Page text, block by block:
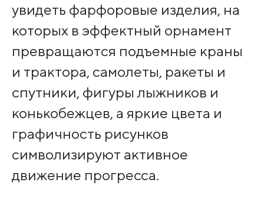
увидеть фарфоровые изделия, на
которых в эффектный орнамент
превращаются подъемные краны
и трактора, самолеты, ракеты и
спутники, фигуры лыжников и
конькобежцев, а яркие цвета и
графичность рисунков
символизируют активное
движение прогресса.